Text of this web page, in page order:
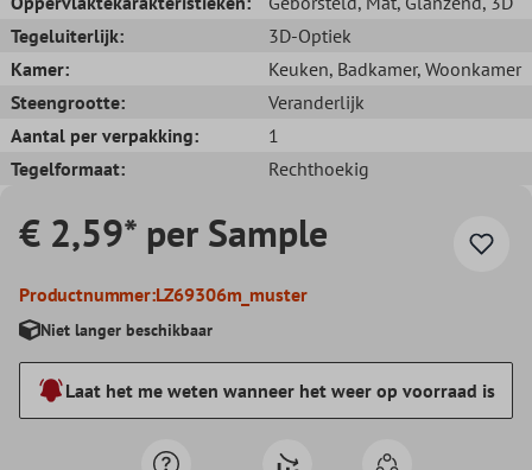
Tegeluiterlijk:
3D-Optiek
Kamer:
Keuken, Badkamer, Woonkamer
Steengrootte:
Veranderlijk
Aantal per verpakking:
1
Tegelformaat:
Rechthoekig
€ 2,59* per Sample
Productnummer:LZ69306m_muster
Niet langer beschikbaar
Laat het me weten wanneer het weer op voorraad is